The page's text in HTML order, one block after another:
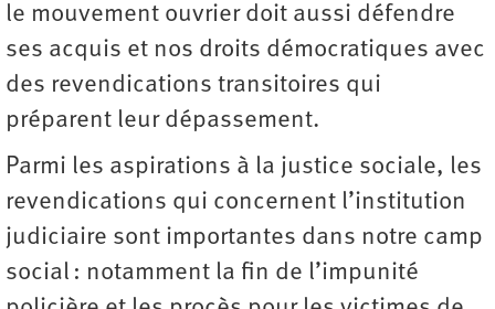
le mouvement ouvrier doit aussi défendre
ses acquis et nos droits démocratiques avec
des revendications transitoires qui
préparent leur dépassement.
Parmi les aspirations à la justice sociale, les
revendications qui concernent l’institution
judiciaire sont importantes dans notre camp
social : notamment la fin de l’impunité